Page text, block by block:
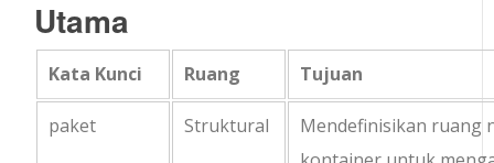
Utama
Kata Kunci Ruang Tujuan
paket Struktural
Mendefinisikan ruang